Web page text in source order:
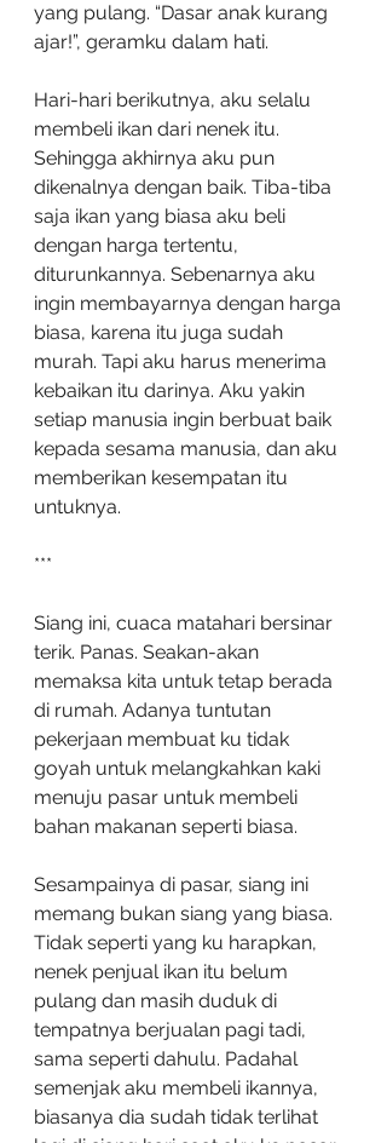
yang pulang. “Dasar anak kurang
ajar!”, geramku dalam hati.
Hari-hari berikutnya, aku selalu
membeli ikan dari nenek itu.
Sehingga akhirnya aku pun
dikenalnya dengan baik. Tiba-tiba
saja ikan yang biasa aku beli
dengan harga tertentu,
diturunkannya. Sebenarnya aku
ingin membayarnya dengan harga
biasa, karena itu juga sudah
murah. Tapi aku harus menerima
kebaikan itu darinya. Aku yakin
setiap manusia ingin berbuat baik
kepada sesama manusia, dan aku
memberikan kesempatan itu
untuknya.
***
Siang ini, cuaca matahari bersinar
terik. Panas. Seakan-akan
memaksa kita untuk tetap berada
di rumah. Adanya tuntutan
pekerjaan membuat ku tidak
goyah untuk melangkahkan kaki
menuju pasar untuk membeli
bahan makanan seperti biasa.
Sesampainya di pasar, siang ini
memang bukan siang yang biasa.
Tidak seperti yang ku harapkan,
nenek penjual ikan itu belum
pulang dan masih duduk di
tempatnya berjualan pagi tadi,
sama seperti dahulu. Padahal
semenjak aku membeli ikannya,
biasanya dia sudah tidak terlihat